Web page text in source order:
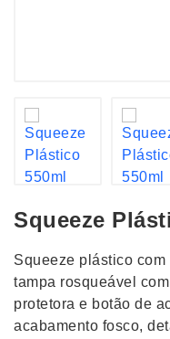
Squeeze
Squeeze plástico
tampa rosqueável
protetora e botão de
acabamento fosco,